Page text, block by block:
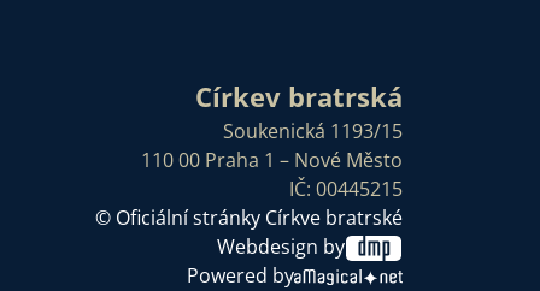
Církev bratrská
Soukenická 1193/15
110 00 Praha 1 – Nové Město
IČ: 00445215
© Oficiální stránky Církve bratrské
Webdesign by
Powered by